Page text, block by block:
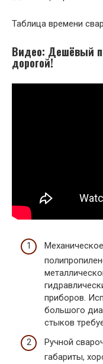
Таблица времени
Видео: Дешёвый
дорогой!
приборов.
большого
стыков
Ручной
габариты,